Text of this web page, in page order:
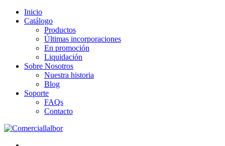
Inicio
Catálogo
Productos
Últimas incorporaciones
En promoción
Liquidación
Sobre Nosotros
Nuestra historia
Blog
Soporte
FAQs
Contacto